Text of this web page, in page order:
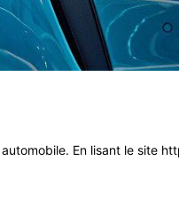
En lisant le site